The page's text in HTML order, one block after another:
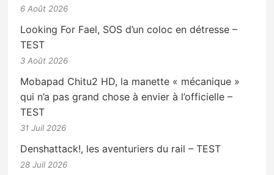
6 Août 2026
Looking For Fael, SOS d’un coloc en détresse –
TEST
3 Août 2026
Mobapad Chitu2 HD, la manette « mécanique »
qui n’a pas grand chose à envier à l’officielle –
TEST
31 Juil 2026
Denshattack!, les aventuriers du rail – TEST
28 Juil 2026